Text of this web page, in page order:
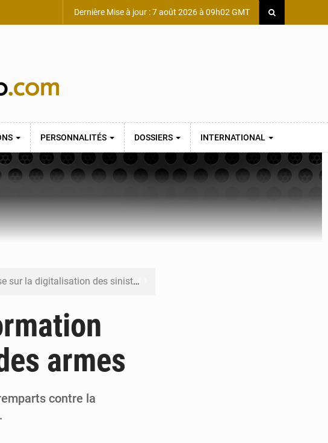
Dernière Mise à jour : 7 août 2026 à 09h02 GMT
PERSONNALITÉS DOSSIERS INTERNATIONAL
sur la digitalisation des sinistres
forme ses cadres à Lomé
l’Afrique veut en mesurer la valeur
armes
contre la